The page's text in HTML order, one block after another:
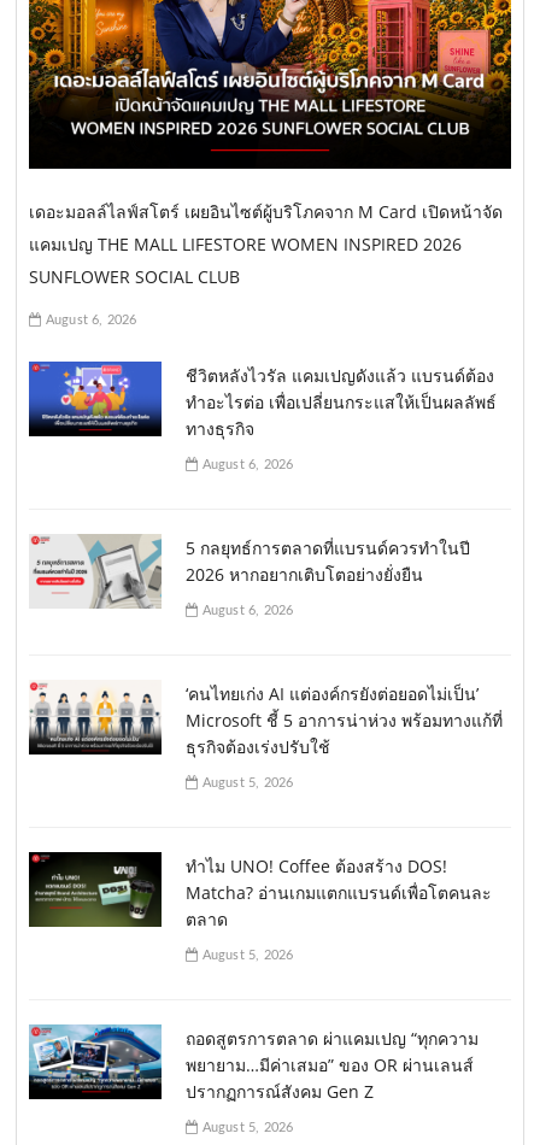
เดอะมอลล์ไลฟ์สโตร์ เผยอินไซต์ผู้บริโภคจาก M Card เปิดหน้าจัด
แคมเปญ THE MALL LIFESTORE WOMEN INSPIRED 2026
SUNFLOWER SOCIAL CLUB
August 6, 2026
ชีวิตหลังไวรัล แคมเปญดังแล้ว แบรนด์ต้อง
ทำอะไรต่อ เพื่อเปลี่ยนกระแสให้เป็นผลลัพธ์
ทางธุรกิจ
August 6, 2026
5 กลยุทธ์การตลาดที่แบรนด์ควรทำในปี
2026 หากอยากเติบโตอย่างยั่งยืน
August 6, 2026
‘คนไทยเก่ง AI แต่องค์กรยังต่อยอดไม่เป็น’
Microsoft ชี้ 5 อาการน่าห่วง พร้อมทางแก้ที่
ธุรกิจต้องเร่งปรับใช้
August 5, 2026
ทำไม UNO! Coffee ต้องสร้าง DOS!
Matcha? อ่านเกมแตกแบรนด์เพื่อโตคนละ
ตลาด
August 5, 2026
ถอดสูตรการตลาด ผ่าแคมเปญ “ทุกความ
พยายาม…มีค่าเสมอ” ของ OR ผ่านเลนส์
ปรากฏการณ์สังคม Gen Z
August 5, 2026